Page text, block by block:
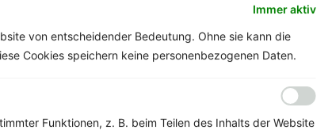
Immer aktiv
von entscheidender Bedeutung. Ohne sie kann die
Cookies speichern keine personenbezogenen Daten.
Funktionen, z. B. beim Teilen des Inhalts der Website